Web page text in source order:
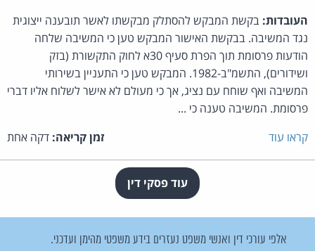
העובדות: בקשת המבקש להסתלק מבקשתו לאשר תובענה ייצוגית
נגד המשיבה. בבקשת האישור המבקש טען כי המשיבה שלחה
הודעות פרסומת תוך הפרת סעיף 30א לחוק התקשורת (בזק
ושידורים), התשמ"ב-1982. המבקש טען כי התעניין בשירותי
המשיבה ואף שוחח עם נציג, אך כי מעולם לא אישר לשלוח אליו דברי
פרסומת. המשיבה טענה כי ...
קראו עוד
זמן קריאה: דקה אחת
עוד פסקי דין
אלפי עורכי דין ואנשי משפט נעזרים בידע משפטי מהימן ועדכני.